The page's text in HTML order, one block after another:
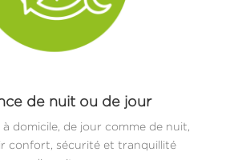
de nuit ou de jour
domicile, de jour comme de nuit,
confort, sécurité et tranquillité